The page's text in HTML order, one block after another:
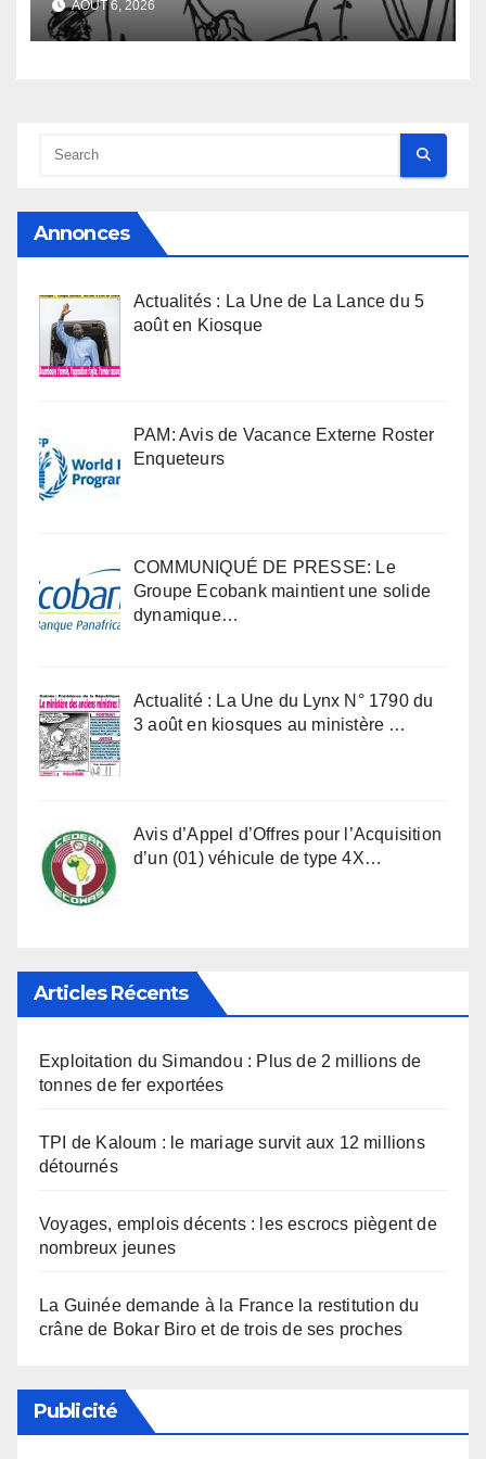
AOÛT 6, 2026
Annonces
Actualités : La Une de La Lance du 5
août en Kiosque
PAM: Avis de Vacance Externe Roster
Enqueteurs
COMMUNIQUÉ DE PRESSE: Le
Groupe Ecobank maintient une solide
dynamique…
Actualité : La Une du Lynx N° 1790 du
3 août en kiosques au ministère …
Avis d’Appel d’Offres pour l’Acquisition
d’un (01) véhicule de type 4X…
Articles Récents
Exploitation du Simandou : Plus de 2 millions de
tonnes de fer exportées
TPI de Kaloum : le mariage survit aux 12 millions
détournés
Voyages, emplois décents : les escrocs piègent de
nombreux jeunes
La Guinée demande à la France la restitution du
crâne de Bokar Biro et de trois de ses proches
Publicité